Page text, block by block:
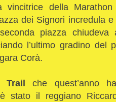
vincitrice della
dei Signori incredula
piazza
l’ultimo gradino
Corà.
Trailche quest’anno
è stato il reggiano